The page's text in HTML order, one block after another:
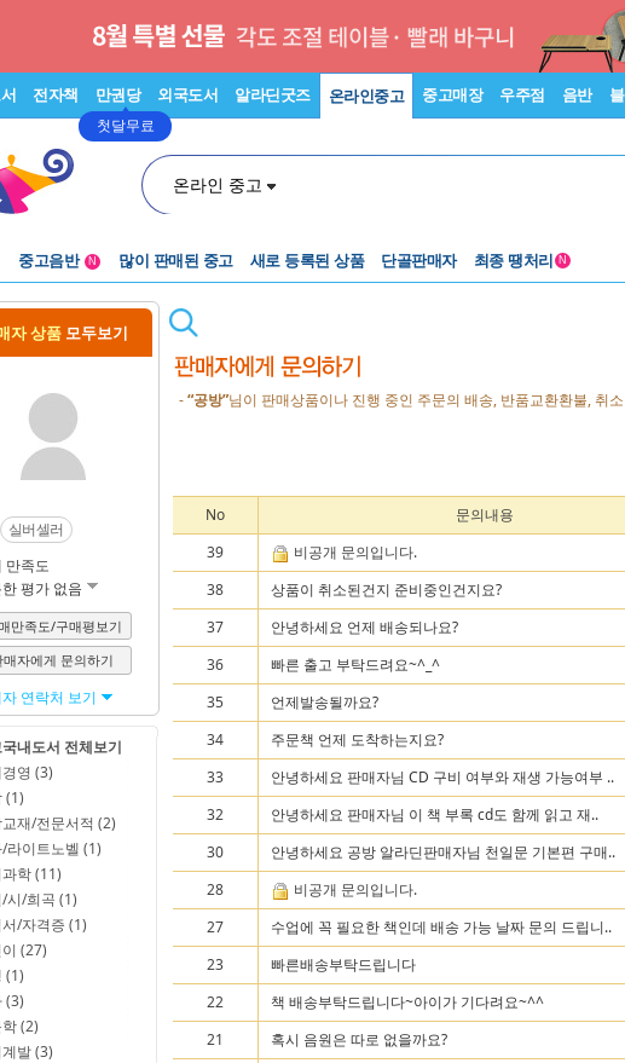
전자책 만권당
첫달무료
외국도서 알라딘굿즈 온라인중고 중고매장 우주점 음반
온라인 중고
중고음반
중고음반
N 많이 판매된 중고 새로 등록된 상품 단골판매자 최종 땡처리 N
자 상품 모두보기
실버셀러
만족도
평가 없음
만족도/구매평보기
매자에게 문의하기
연락처 보기
내도서 전체보기
영 (3)
(1)
재/전문서적 (2)
라이트노벨 (1)
학 (11)
시/희곡 (1)
/자격증 (1)
(27)
(1)
(3)
(2)
발 (3)
-“공방”님이 판매상품이나 진행 중인 주문의 배송, 반품교환환불, 취
No 문의내용
39
비공개 문의입니다.
38
상품이 취소된건지 준비중인건지요?
37
안녕하세요 언제 배송되나요?
36
빠른 출고 부탁드려요~^_^
35
언제발송될까요?
34
주문책 언제 도착하는지요?
33
안녕하세요 판매자님 CD 구비 여부와 재생 가능여부 ..
32
안녕하세요 판매자님 이 책 부록 cd도 함께 읽고 재..
30
안녕하세요 공방 알라딘판매자님 천일문 기본편 구매..
28
비공개 문의입니다.
27
수업에 꼭 필요한 책인데 배송 가능 날짜 문의 드립니..
23
빠른배송부탁드립니다
22
책 배송부탁드립니다~아이가 기다려요~^^
21
혹시 음원은 따로 없을까요?